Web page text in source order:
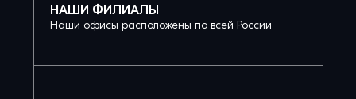
НАШИ ФИЛИАЛЫ
Наши офисы расположены по всей России